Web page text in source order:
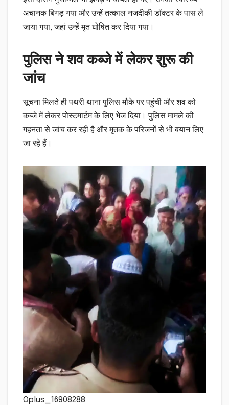
अचानक बिगड़ गया और उन्हें तत्काल नजदीकी डॉक्टर के पास ले
जाया गया, जहां उन्हें मृत घोषित कर दिया गया।
पुलिस ने शव कब्जे में लेकर शुरू की
जांच
सूचना मिलते ही पथरी थाना पुलिस मौके पर पहुंची और शव को
कब्जे में लेकर पोस्टमार्टम के लिए भेज दिया। पुलिस मामले की
गहनता से जांच कर रही है और मृतक के परिजनों से भी बयान लिए
जा रहे हैं।
Oplus_16908288